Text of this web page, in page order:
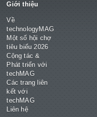
Giới thiệu
Về
technologyMAG
Một số hội chợ
tiêu biểu 2026
Cộng tác &
Phát triển với
techMAG
Các trang liên
kết với
techMAG
Liên hệ